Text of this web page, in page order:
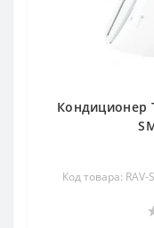
Кондиционер
Код товара: RAV-